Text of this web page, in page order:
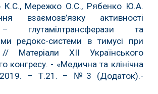
К.С., Мережко О.С., Рябенко Ю.А.
взаємозв’язку активності
глутамілтрансферази та
редокс-системи в тимусі при
// Матеріали ХІІ Українського
конгресу. - «Медична та клінічна
2019. – Т.21. – №3 (Додаток).-